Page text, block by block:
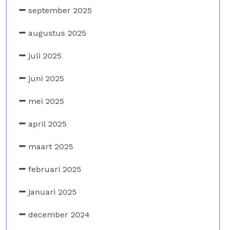
september 2025
augustus 2025
juli 2025
juni 2025
mei 2025
april 2025
maart 2025
februari 2025
januari 2025
december 2024